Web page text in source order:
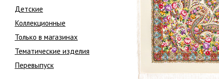
Детские
Коллекционные
Только в магазинах
Тематические изделия
Перевыпуск